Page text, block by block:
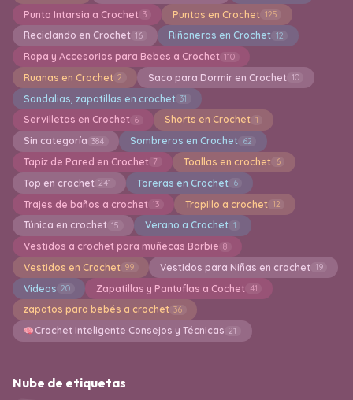
Punto Intarsia a Crochet 3 Puntos en Crochet 125
Reciclando en Crochet 16 Riñoneras en Crochet 12
Ropa y Accesorios para Bebes a Crochet 110
Ruanas en Crochet 2 Saco para Dormir en Crochet 10
Sandalias, zapatillas en crochet 31
Servilletas en Crochet 6 Shorts en Crochet 1
Sin categoría 384 Sombreros en Crochet 62
Tapiz de Pared en Crochet 7 Toallas en crochet 6
Top en crochet 241 Toreras en Crochet 6
Trajes de baños a crochet 13 Trapillo a crochet 12
Túnica en crochet 15 Verano a Crochet 1
Vestidos a crochet para muñecas Barbie 8
Vestidos en Crochet 99 Vestidos para Niñas en crochet 19
Videos 20 Zapatillas y Pantuflas a Cochet 41
zapatos para bebés a crochet 36
Crochet Inteligente Consejos y Técnicas 21
Nube de etiquetas